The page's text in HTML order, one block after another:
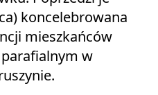
koncelebrowana
mieszkańców
w